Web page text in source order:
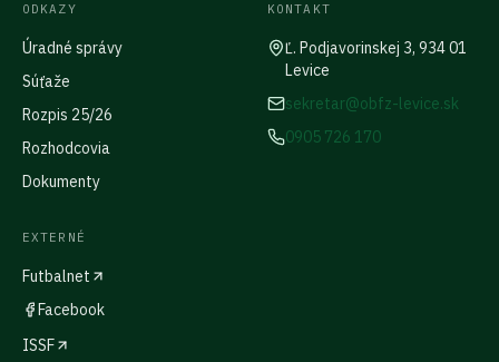
ODKAZY
Úradné správy
Súťaže
Rozpis 25/26
Rozhodcovia
Dokumenty
KONTAKT
Ľ. Podjavorinskej 3, 934 01
Levice
sekretar@obfz-levice.sk
0905 726 170
EXTERNÉ
Futbalnet
Facebook
ISSF